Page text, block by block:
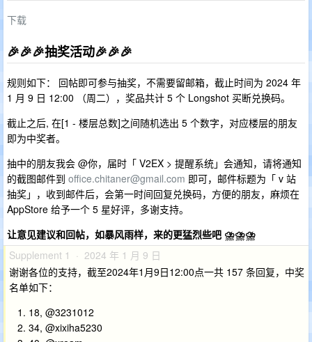
下载
🎉🎉🎉抽奖活动🎉🎉🎉
规则如下： 回帖即可参与抽奖，不需要留邮箱，截止时间为 2024 年
1 月 9 日 12:00 （周二），奖品共计 5 个 Longshot 买断兑换码。
截止之后, 在[1 - 楼层总数]之间随机选出 5 个数字，对应楼层的朋友
即为中奖者。
抽中的朋友我会 @你，届时「 V2EX > 提醒系统」会通知，请将通知
的截图邮件到 office.chitaner@gmail.com 即可，邮件标题为「 v 站
抽奖」，收到邮件后，会第一时间回复兑换码，方便的朋友，麻烦在
AppStore 给予一个 5 星好评，多谢支持。
让意见建议和回帖，如暴风雨样，来的更猛烈些吧 ⛈️⛈️⛈️
Supplement 1 · 2024 年 1 月 9 日
谢谢各位的支持，截至2024年1月9日12:00点一共 157 条回复，中奖
名单如下：
18, @3231012
34, @xixiha5230